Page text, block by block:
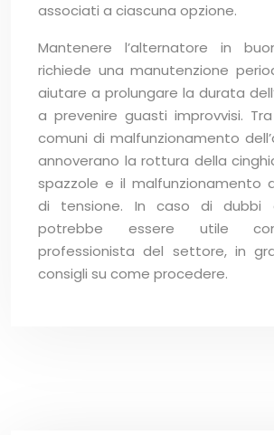
associati a ciascuna opzione.
Mantenere l’alternatore in
richiede una manutenzione
aiutare a prolungare la durata
a prevenire guasti improvvisi.
comuni di malfunzionamento
annoverano la rottura della
spazzole e il malfunzionamento
di tensione. In caso di dubbi
potrebbe essere utile
professionista del settore, in
consigli su come procedere.